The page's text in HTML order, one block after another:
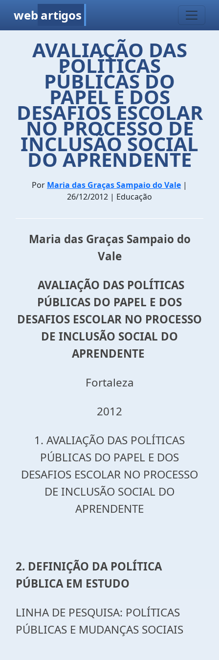
web artigos
AVALIAÇÃO DAS
POLÍTICAS
PÚBLICAS DO
PAPEL E DOS
DESAFIOS ESCOLAR
NO PROCESSO DE
INCLUSÃO SOCIAL
DO APRENDENTE
Por Maria das Graças Sampaio do Vale |
26/12/2012 | Educação
Maria das Graças Sampaio do
Vale
AVALIAÇÃO DAS POLÍTICAS
PÚBLICAS DO PAPEL E DOS
DESAFIOS ESCOLAR NO PROCESSO
DE INCLUSÃO SOCIAL DO
APRENDENTE
Fortaleza
2012
1. AVALIAÇÃO DAS POLÍTICAS
PÚBLICAS DO PAPEL E DOS
DESAFIOS ESCOLAR NO PROCESSO
DE INCLUSÃO SOCIAL DO
APRENDENTE
2. DEFINIÇÃO DA POLÍTICA
PÚBLICA EM ESTUDO
LINHA DE PESQUISA: POLÍTICAS
PÚBLICAS E MUDANÇAS SOCIAIS